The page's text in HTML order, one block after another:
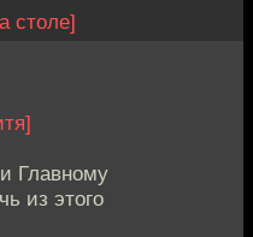
столе]
Главному
из этого